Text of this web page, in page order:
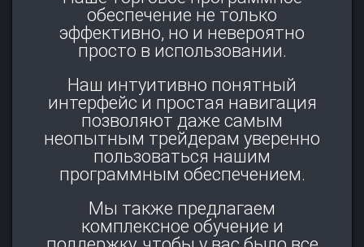
обеспечение не только
эффективно, но и невероятно
просто в использовании.​
Наш интуитивно понятный
интерфейс и простая навигация
позволяют даже самым
неопытным трейдерам уверенно
пользоваться нашим
программным обеспечением.​
Мы также предлагаем
комплексное обучение и